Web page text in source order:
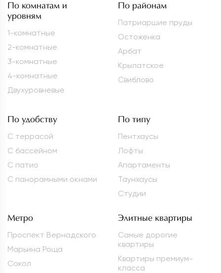
По комнатам и
уровням
1-комнатные
2-комнатные
3-комнатные
4-комнатные
Двухуровневые
По районам
Патриаршие пруды
Остоженка
Арбат
Крылатское
Свиблово
По удобству
С террасой
С бассейном
С патио
С панорамными окнами
По типу
Пентхаусы
Лофты
Апартаменты
Таунхаусы
Студии
Метро
Проспект Вернадского
Марьина Роща
Сокол
Элитные квартиры
Самые дорогие
квартиры
Квартиры премиум-
класса